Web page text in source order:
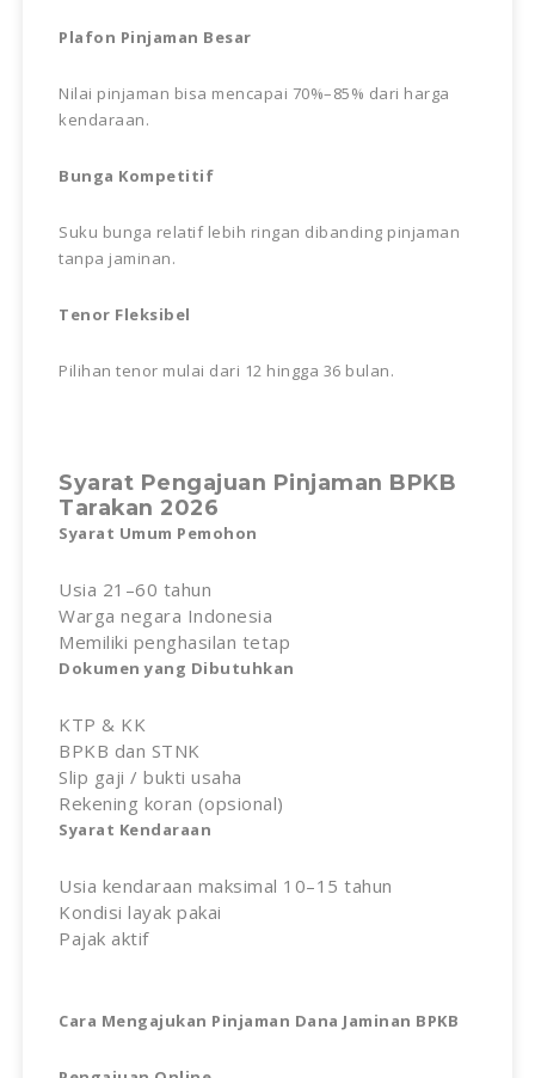
Plafon Pinjaman Besar
Nilai pinjaman bisa mencapai 70%–85% dari harga
kendaraan.
Bunga Kompetitif
Suku bunga relatif lebih ringan dibanding pinjaman
tanpa jaminan.
Tenor Fleksibel
Pilihan tenor mulai dari 12 hingga 36 bulan.
Syarat Pengajuan Pinjaman BPKB
Tarakan 2026
Syarat Umum Pemohon
Usia 21–60 tahun
Warga negara Indonesia
Memiliki penghasilan tetap
Dokumen yang Dibutuhkan
KTP & KK
BPKB dan STNK
Slip gaji / bukti usaha
Rekening koran (opsional)
Syarat Kendaraan
Usia kendaraan maksimal 10–15 tahun
Kondisi layak pakai
Pajak aktif
Cara Mengajukan Pinjaman Dana Jaminan BPKB